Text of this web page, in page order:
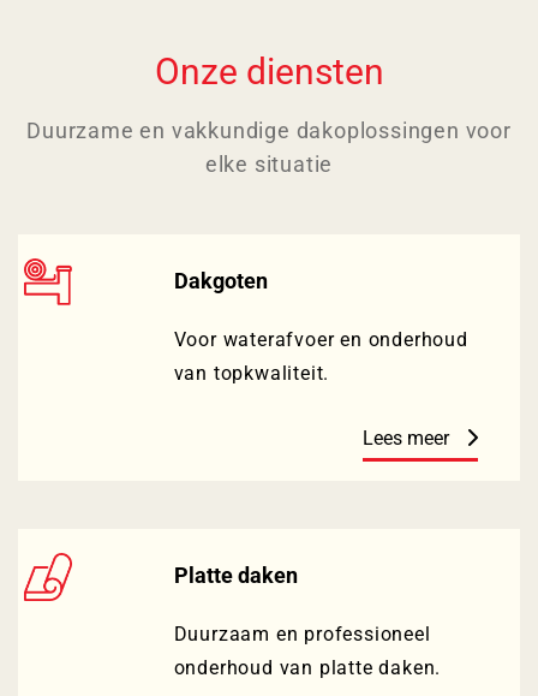
Onze diensten
Duurzame en vakkundige dakoplossingen voor
elke situatie
Dakgoten
Voor waterafvoer en onderhoud
van topkwaliteit.
Lees meer
Platte daken
Duurzaam en professioneel
onderhoud van platte daken.